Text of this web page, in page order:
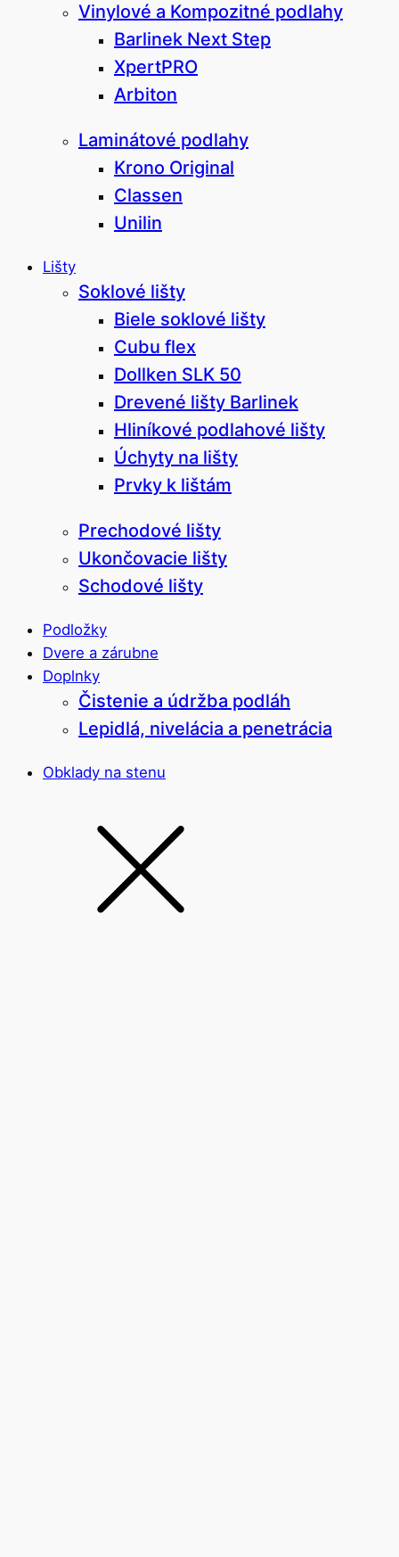
Vinylové a Kompozitné podlahy
Barlinek Next Step
XpertPRO
Arbiton
Laminátové podlahy
Krono Original
Classen
Unilin
Lišty
Soklové lišty
Biele soklové lišty
Cubu flex
Dollken SLK 50
Drevené lišty Barlinek
Hliníkové podlahové lišty
Úchyty na lišty
Prvky k lištám
Prechodové lišty
Ukončovacie lišty
Schodové lišty
Podložky
Dvere a zárubne
Doplnky
Čistenie a údržba podláh
Lepidlá, nivelácia a penetrácia
Obklady na stenu